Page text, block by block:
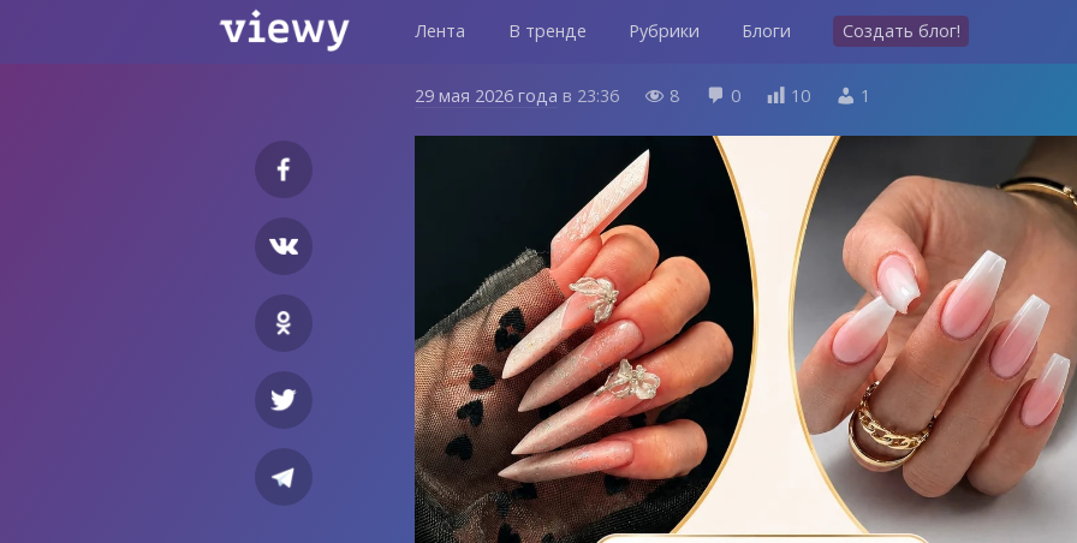
Лента В тренде Рубрики Блоги Создать блог!
29 мая 2026 года в 23:36  8  0  10  1